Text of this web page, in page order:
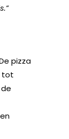
pizza
tot